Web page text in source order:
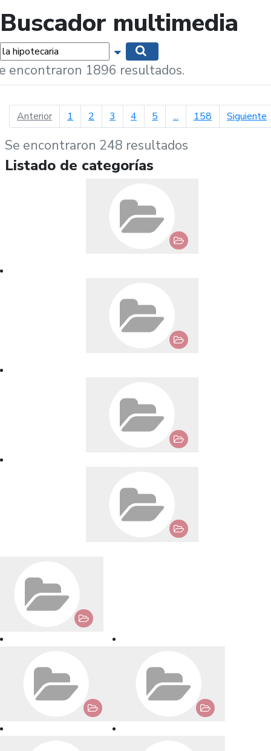
Buscador multimedia
Mostrar opciones de búsqueda
encontraron 1896 resultados.
Anteriorpágina anterior
1 2 3 4 5 ... 158 Siguiente
Se encontraron 248 resultados
Listado de categorías